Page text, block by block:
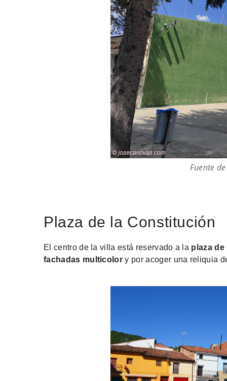
Fuente
Plaza de la Constitución
El centro de la villa está reservado a la plaza
fachadas multicolor y por acoger una reliquia